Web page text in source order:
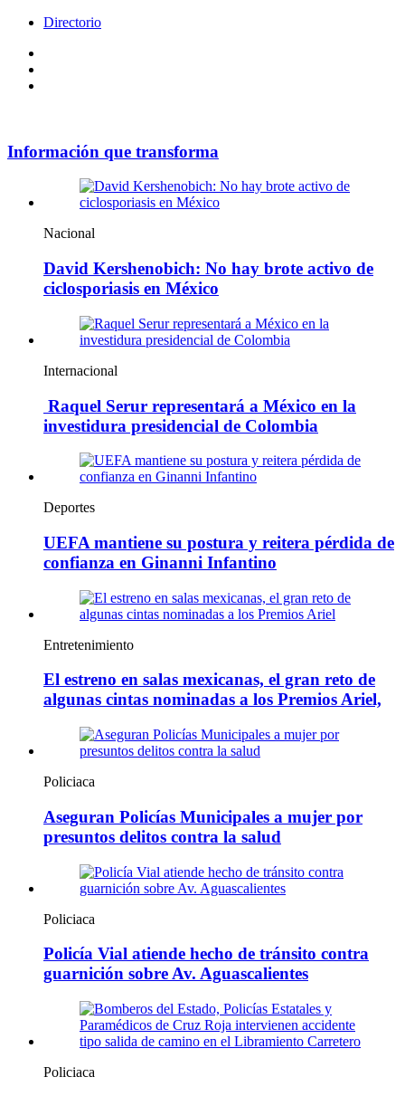
Directorio
Información que transforma
Nacional
David Kershenobich: No hay brote activo de
ciclosporiasis en México
Internacional
Raquel Serur representará a México en la
investidura presidencial de Colombia
Deportes
UEFA mantiene su postura y reitera pérdida de
confianza en Ginanni Infantino
Entretenimiento
El estreno en salas mexicanas, el gran reto de
algunas cintas nominadas a los Premios Ariel,
Policiaca
Aseguran Policías Municipales a mujer por
presuntos delitos contra la salud
Policiaca
Policía Vial atiende hecho de tránsito contra
guarnición sobre Av. Aguascalientes
Policiaca